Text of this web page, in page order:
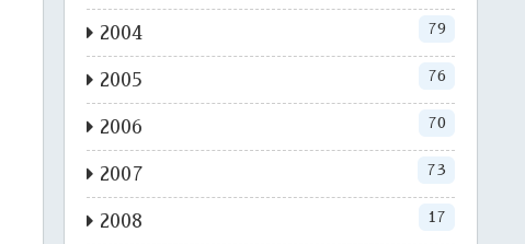
2004 79
2005 76
2006 70
2007 73
2008 17